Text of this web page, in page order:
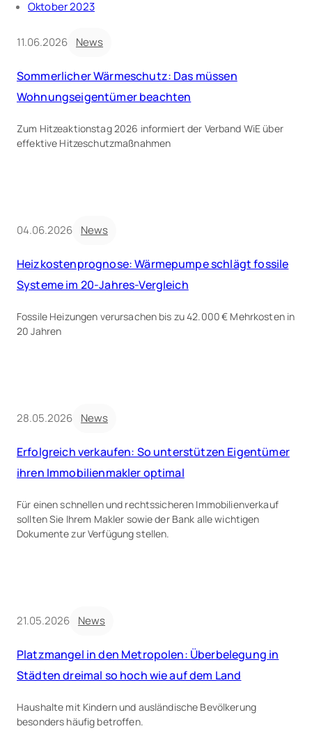
Oktober 2023
11.06.2026 News
Sommerlicher Wärmeschutz: Das müssen
Wohnungseigentümer beachten
Zum Hitzeaktionstag 2026 informiert der Verband WiE über
effektive Hitzeschutzmaßnahmen
04.06.2026 News
Heizkostenprognose: Wärmepumpe schlägt fossile
Systeme im 20-Jahres-Vergleich
Fossile Heizungen verursachen bis zu 42.000 € Mehrkosten in
20 Jahren
28.05.2026 News
Erfolgreich verkaufen: So unterstützen Eigentümer
ihren Immobilienmakler optimal
Für einen schnellen und rechtssicheren Immobilienverkauf
sollten Sie Ihrem Makler sowie der Bank alle wichtigen
Dokumente zur Verfügung stellen.
21.05.2026 News
Platzmangel in den Metropolen: Überbelegung in
Städten dreimal so hoch wie auf dem Land
Haushalte mit Kindern und ausländische Bevölkerung
besonders häufig betroffen.